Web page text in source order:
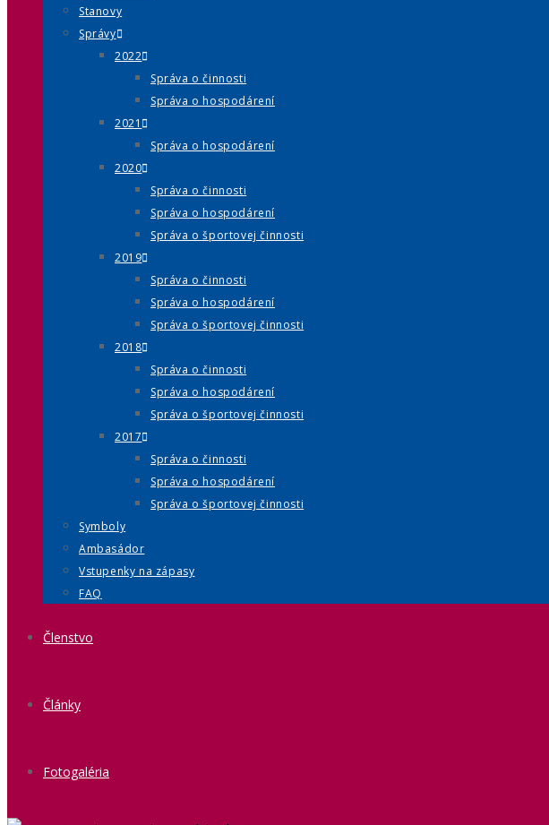
Stanovy
Správy
2022
Správa o činnosti
Správa o hospodárení
2021
Správa o hospodárení
2020
Správa o činnosti
Správa o hospodárení
Správa o športovej činnosti
2019
Správa o činnosti
Správa o hospodárení
Správa o športovej činnosti
2018
Správa o činnosti
Správa o hospodárení
Správa o športovej činnosti
2017
Správa o činnosti
Správa o hospodárení
Správa o športovej činnosti
Symboly
Ambasádor
Vstupenky na zápasy
FAQ
Členstvo
Články
Fotogaléria